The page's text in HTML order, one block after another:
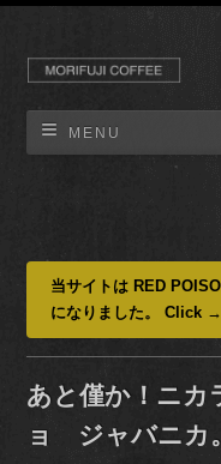
MENU
当サイトは RED
になりました。 Click
あと僅か！ニ
ョ ジャバニカ。